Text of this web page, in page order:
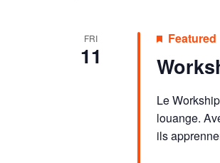
FRI
11
Featured
Le
louange.
ils